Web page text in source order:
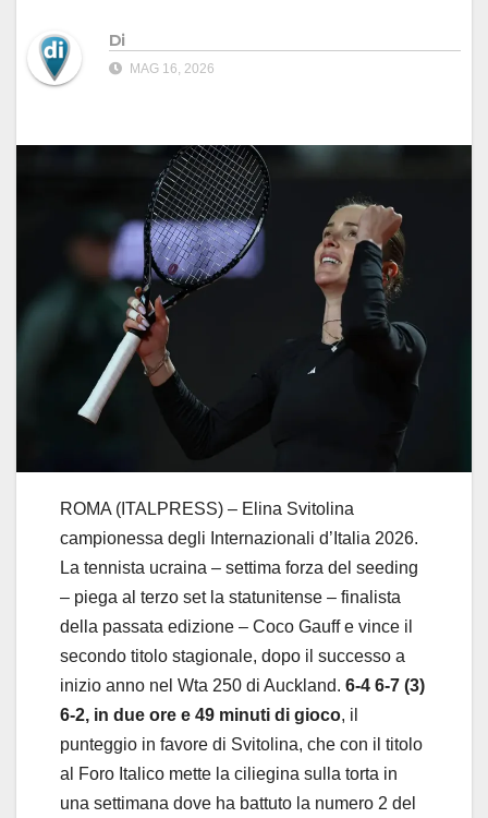
Di
MAG 16, 2026
ROMA (ITALPRESS) – Elina Svitolina
campionessa degli Internazionali d’Italia 2026.
La tennista ucraina – settima forza del seeding
– piega al terzo set la statunitense – finalista
della passata edizione – Coco Gauff e vince il
secondo titolo stagionale, dopo il successo a
inizio anno nel Wta 250 di Auckland. 6-4 6-7 (3)
6-2, in due ore e 49 minuti di gioco, il
punteggio in favore di Svitolina, che con il titolo
al Foro Italico mette la ciliegina sulla torta in
una settimana dove ha battuto la numero 2 del